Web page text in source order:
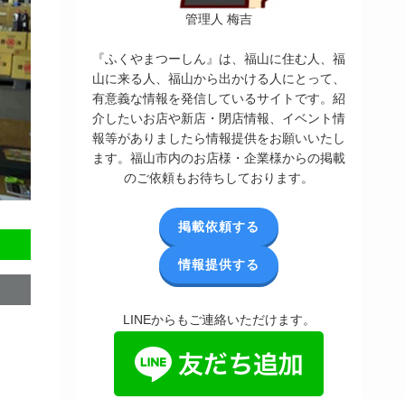
管理人 梅吉
『ふくやまつーしん』は、福山に住む人、福
山に来る人、福山から出かける人にとって、
有意義な情報を発信しているサイトです。紹
介したいお店や新店・閉店情報、イベント情
報等がありましたら情報提供をお願いいたし
ます。福山市内のお店様・企業様からの掲載
のご依頼もお待ちしております。
掲載依頼する
情報提供する
LINEからもご連絡いただけます。